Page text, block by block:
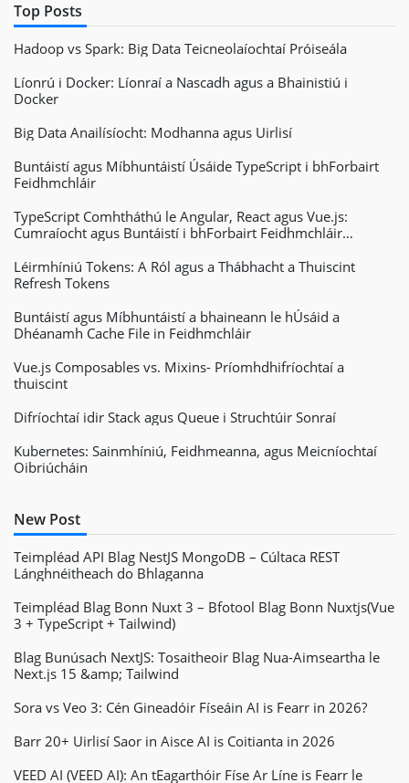
Top Posts
Hadoop vs Spark: Big Data Teicneolaíochtaí Próiseála
Líonrú i Docker: Líonraí a Nascadh agus a Bhainistiú i
Docker
Big Data Anailísíocht: Modhanna agus Uirlisí
Buntáistí agus Míbhuntáistí Úsáide TypeScript i bhForbairt
Feidhmchláir
TypeScript Comhtháthú le Angular, React agus Vue.js:
Cumraíocht agus Buntáistí i bhForbairt Feidhmchláir
Léirmhíniú Tokens: A Ról agus a Thábhacht a Thuiscint
Refresh Tokens
Buntáistí agus Míbhuntáistí a bhaineann le hÚsáid a
Dhéanamh Cache File in Feidhmchláir
Vue.js Composables vs. Mixins- Príomhdhifríochtaí a
thuiscint
Difríochtaí idir Stack agus Queue i Struchtúir Sonraí
Kubernetes: Sainmhíniú, Feidhmeanna, agus Meicníochtaí
Oibriúcháin
New Post
Teimpléad API Blag NestJS MongoDB – Cúltaca REST
Lánghnéitheach do Bhlaganna
Teimpléad Blag Bonn Nuxt 3 – Bfotool Blag Bonn Nuxtjs(Vue
3 + TypeScript + Tailwind)
Blag Bunúsach NextJS: Tosaitheoir Blag Nua-Aimseartha le
Next.js 15 &amp; Tailwind
Sora vs Veo 3: Cén Gineadóir Físeáin AI is Fearr in 2026?
Barr 20+ Uirlisí Saor in Aisce AI is Coitianta in 2026
VEED AI (VEED AI): An tEagarthóir Físe Ar Líne is Fearr le